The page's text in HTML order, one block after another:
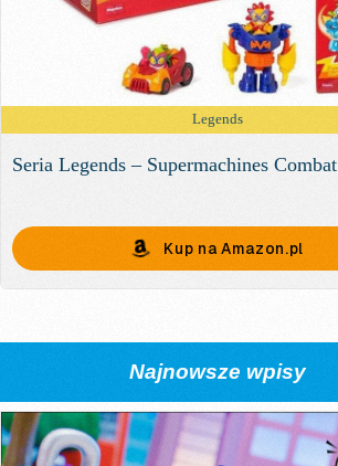
Legends
Seria Legends – Supermachines Combat
Kup na Amazon.pl
Najnowsze wpisy